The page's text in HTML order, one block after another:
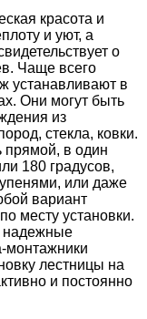
красота и
и уют, а
о
Чаще всего
устанавливают в
Они могут быть
из
стекла, ковки.
прямой, в один
180 градусов,
или даже
вариант
месту установки.
надежные
монтажники
лестницы на
и постоянно